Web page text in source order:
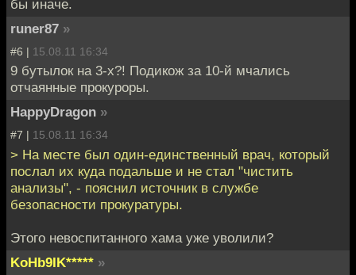
бы иначе.
runer87 »
#6 | 15.08.11 16:34
9 бутылок на 3-х?! Подикож за 10-й мчались
отчаянные прокуроры.
HappyDragon »
#7 | 15.08.11 16:34
> На месте был один-единственный врач, который
послал их куда подальше и не стал "чистить
анализы", - пояснил источник в службе
безопасности прокуратуры.
Этого невоспитанного хама уже уволили?
KoHb9IK***** »